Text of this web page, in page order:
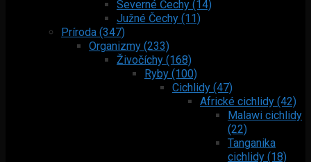
Severné Čechy (14)
Južné Čechy (11)
Príroda (347)
Organizmy (233)
Živočíchy (168)
Ryby (100)
Cichlidy (47)
Africké cichlidy (42)
Malawi cichlidy
(22)
Tanganika
cichlidy (18)